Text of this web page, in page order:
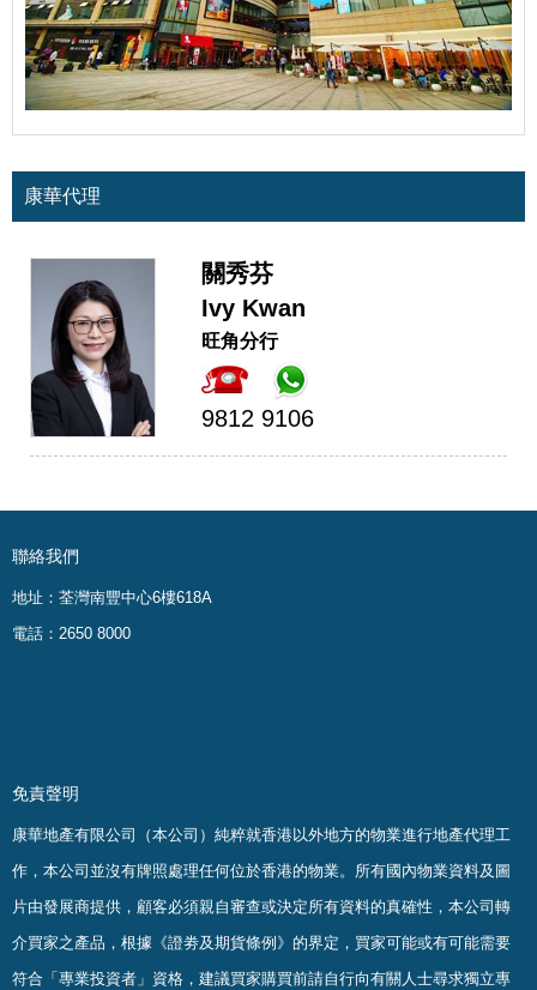
康華代理
關秀芬
Ivy Kwan
旺角分行
9812 9106
聯絡我們
地址：荃灣南豐中心6樓618A
電話：2650 8000
免責聲明
康華地產有限公司（本公司）純粹就香港以外地方的物業進行地產代理工
作，本公司並沒有牌照處理任何位於香港的物業。 所有國內物業資料及圖
片由發展商提供，顧客必須親自審查或決定所有資料的真確性 ， 本公司轉
介買家之產品，根據《證劵及期貨條例》的界定，買家可能或有可能需要
符合「專業投資者」資格，建議買家購買前請自行向有關人士尋求獨立專